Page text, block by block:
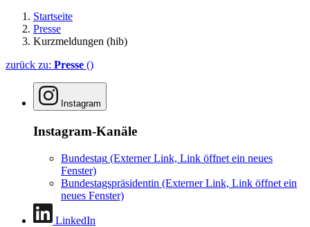
Startseite
Presse
Kurzmeldungen (hib)
zurück zu: Presse ()
Instagram
Instagram-Kanäle
Bundestag (Externer Link, Link öffnet ein neues
Fenster)
Bundestagspräsidentin (Externer Link, Link öffnet ein
neues Fenster)
LinkedIn